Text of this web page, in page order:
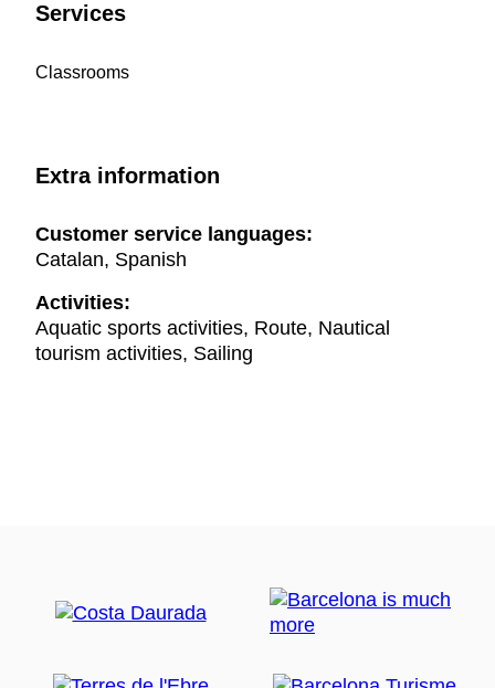
Services
Classrooms
Extra information
Customer service languages:
Catalan, Spanish
Activities:
Aquatic sports activities, Route, Nautical
tourism activities, Sailing